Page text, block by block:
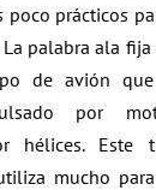
poco prácticos
palabra ala
de avión que
por
hélices. Este
mucho